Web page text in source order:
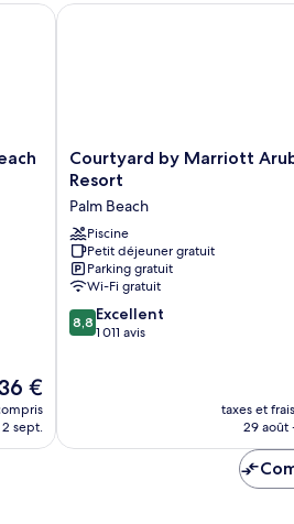
€
2 sept.
Resort & Casino by IHG
Courtyard
by
Aruba
Resort
Palm
Beach
Courtyard by Marriott
Resort
Palm Beach
Piscine
Petit déjeuner gratuit
Parking gratuit
Wi-Fi gratuit
8.8
sur
8,8 Excellent
1 011 avis
taxes et
29 août
Courtyard by Marriott Aruba